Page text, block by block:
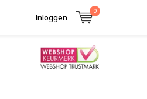
Inloggen
0